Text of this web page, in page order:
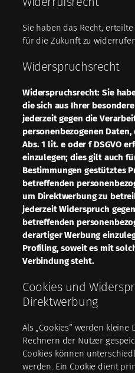
Sie haben das Recht,
für die Zukunft zu
Widerspruchsrecht
Widerspruchsrecht: Sie
die sich aus Ihrer
jederzeit gegen die
personenbezogenen
Abs. 1 lit. e oder f DSGVO
einzulegen; dies gilt auch
Bestimmungen gestütztes
betreffenden
um Direktwerbung zu
jederzeit Widerspruch
betreffenden
derartiger Werbung
Profiling, soweit es mit
Verbindung steht.
Cookies und
Direktwerbung
Als „Cookies“ werden
Rechnern der Nutzer
Cookies können
werden. Ein Cookie dient